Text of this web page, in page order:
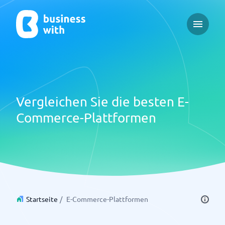
Open
Vergleichen Sie die besten E-
Commerce-Plattformen
Startseite / E-Commerce-Plattformen